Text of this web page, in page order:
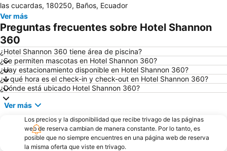
las cucardas, 180250, Baños, Ecuador
Ver más
Preguntas frecuentes sobre Hotel Shannon
360
¿Hotel Shannon 360 tiene área de piscina?
¿Se permiten mascotas en Hotel Shannon 360?
¿Hay estacionamiento disponible en Hotel Shannon 360?
¿A qué hora es el check-in y check-out en Hotel Shannon 360?
¿Dónde está ubicado Hotel Shannon 360?
Ver más
Los precios y la disponibilidad que recibe trivago de las páginas
web de reserva cambian de manera constante. Por lo tanto, es
posible que no siempre encuentres en una página web de reserva
la misma oferta que viste en trivago.